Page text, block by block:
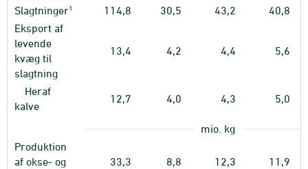
Slagtninger1 114,8 30,5 43,2
40,8
Eksport af
levende
kvæg til
slagtning
13,4 4,2 4,4 5,6
Heraf
kalve
12,7 4,0 4,3 5,0
mio. kg
Produktion
af okse- og
33,3 8,8 12,3 11,9